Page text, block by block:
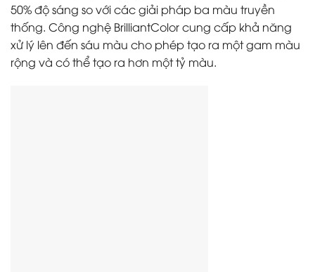
50% độ sáng so với các giải pháp ba màu truyền
thống. Công nghệ BrilliantColor cung cấp khả năng
xử lý lên đến sáu màu cho phép tạo ra một gam màu
rộng và có thể tạo ra hơn một tỷ màu.